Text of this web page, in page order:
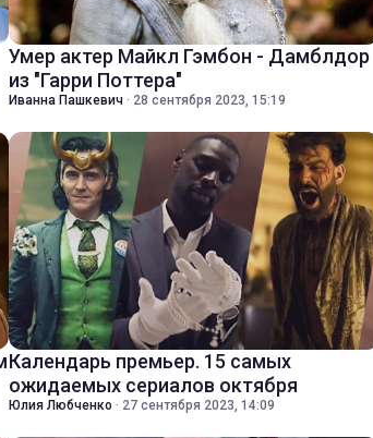
Умер актер Майкл Гэмбон - Дамблдор
из "Гарри Поттера"
Иванна Пашкевич · 28 сентября 2023, 15:19
Календарь премьер. 15 самых
ожидаемых сериалов октября
Юлия Любченко · 27 сентября 2023, 14:09